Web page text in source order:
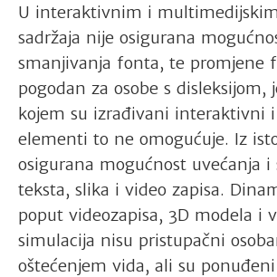
U interaktivnim i
sadržaja nije osigurana
smanjivanja fonta, te promjene
pogodan za osobe s disleksijom,
kojem su izrađivani interaktivni
elementi to ne omogućuje. Iz
osigurana mogućnost uvećanja i
teksta, slika i video zapisa.
poput videozapisa, 3D modela i
simulacija nisu pristupačni
oštećenjem vida, ali su